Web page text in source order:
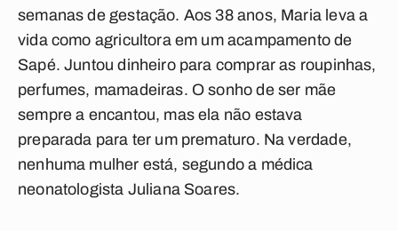
semanas de gestação. Aos 38 anos, Maria leva a
vida como agricultora em um acampamento de
Sapé. Juntou dinheiro para comprar as roupinhas,
perfumes, mamadeiras. O sonho de ser mãe
sempre a encantou, mas ela não estava
preparada para ter um prematuro. Na verdade,
nenhuma mulher está, segundo a médica
neonatologista Juliana Soares.